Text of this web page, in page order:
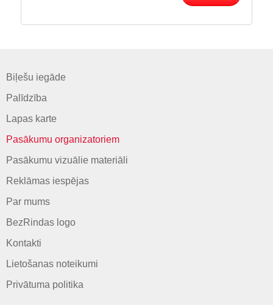
Biļešu iegāde
Palīdzība
Lapas karte
Pasākumu organizatoriem
Pasākumu vizuālie materiāli
Reklāmas iespējas
Par mums
BezRindas logo
Kontakti
Lietošanas noteikumi
Privātuma politika